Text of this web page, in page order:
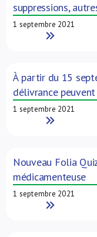
suppressions,
1 septembre 2021
Read More
À partir du 15
délivrance
1 septembre 2021
Read More
Nouveau Folia
médicamenteuse
1 septembre 2021
Read More